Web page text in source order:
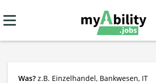
Was? z.B. Einzelhandel, Bankwesen, IT